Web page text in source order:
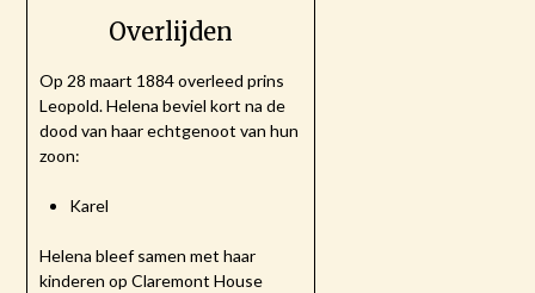
Overlijden
Op 28 maart 1884 overleed prins
Leopold. Helena beviel kort na de
dood van haar echtgenoot van hun
zoon:
Karel
Helena bleef samen met haar
kinderen op Claremont House